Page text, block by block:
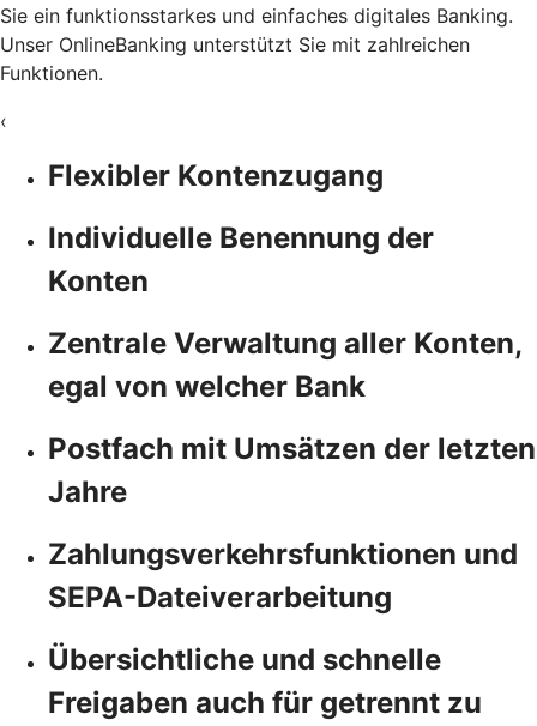
Sie ein funktionsstarkes und einfaches digitales Banking.
Unser OnlineBanking unterstützt Sie mit zahlreichen
Funktionen.
‹
Flexibler Kontenzugang
Individuelle Benennung der
Konten
Zentrale Verwaltung aller Konten,
egal von welcher Bank
Postfach mit Umsätzen der letzten
Jahre
Zahlungsverkehrsfunktionen und
SEPA-Dateiverarbeitung
Übersichtliche und schnelle
Freigaben auch für getrennt zu